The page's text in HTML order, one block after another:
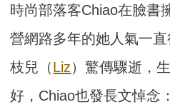
時尚部落客Chiao在臉書
營網路多年的她人氣一
枝兒（Liz）驚傳驟逝，
好，Chiao也發長文悼念